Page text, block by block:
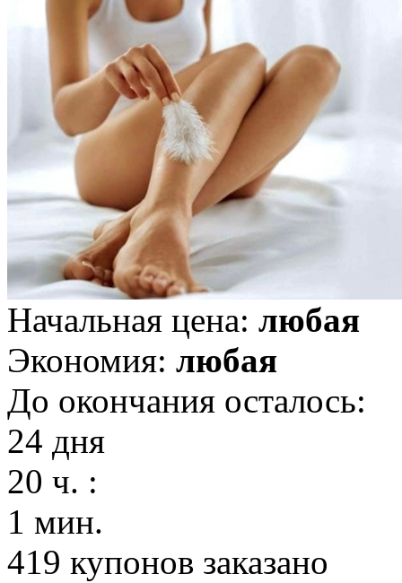
Начальная цена: любая
Экономия: любая
До окончания осталось:
24 дня
20 ч. :
1 мин.
419 купонов заказано